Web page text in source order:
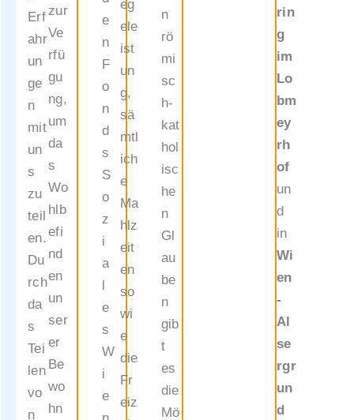
Erf
ahr
un
ge
n
mit
un
s
zu
teil
en.
Du
rch
da
s
Tei
len
vo
n
zur
Ve
rfü
gu
ng,
um
da
s
Wo
hlb
efi
nd
en
un
ser
er
Be
wo
hn
e
n
F
o
n
d
s
S
o
z
i
a
e
s
W
i
e
eg
ele
ist
un
g,
sä
mtl
ich
e
Ma
hlz
eit
en
so
wi
e
die
Fr
eiz
n
rö
mi
sc
h-
kat
hol
isc
he
n
Gl
au
be
n
gib
t
es
die
Mö
rin
g
im
Lo
bm
ey
rh
of
un
d
in
Wi
en
-
Al
se
rgr
un
d